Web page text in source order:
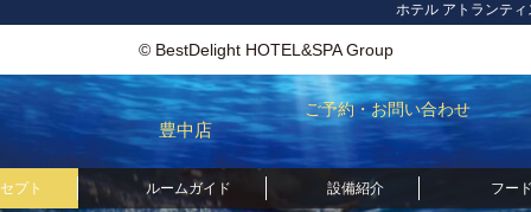
ホテル アトランテ
© BestDelight HOTEL&SPA Group
豊中店
ご予約・お問い合わせ
プト ルームガイド 設備紹介 フー